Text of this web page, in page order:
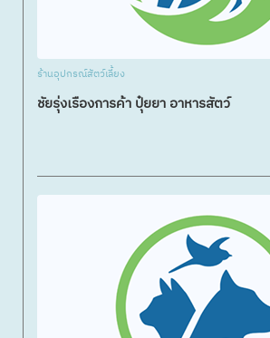
ร้านอุปกรณ์สัตว์เลี้ยง
ชัยรุ่งเรืองการค้า ปุ๋ยยา อาหารสัตว์